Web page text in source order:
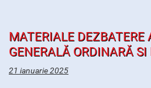
MATERIALE DEZBATERE
GENERALĂ ORDINARĂ SI
21 ianuarie 2025